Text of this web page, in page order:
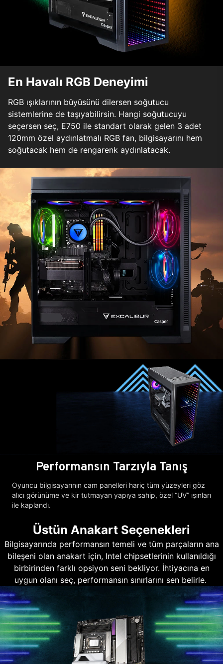
En Havalı RGB Deneyimi
RGB ışıklarının büyüsünü dilersen soğutucu
sistemlerine de taşıyabilirsin. Hangi soğutucuyu
seçersen seç, E750 ile standart olarak gelen 3 adet
120mm özel aydınlatmalı RGB fan, bilgisayarını hem
soğutacak hem de rengarenk aydınlatacak.
Performansın Tarzıyla Tanış
Oyuncu bilgisayarının cam panelleri hariç tüm yüzeyleri göz
alıcı görünüme ve kir tutmayan yapıya sahip, özel “UV” ışınları
ile kaplandı.
Üstün Anakart Seçenekleri
Bilgisayarında performansın temeli ve tüm parçaların ana
bileşeni olan anakart için, Intel chipsetlerinin kullanıldığı
birbirinden farklı opsiyon seni bekliyor. İhtiyacına en
uygun olanı seç, performansın sınırlarını sen belirle.